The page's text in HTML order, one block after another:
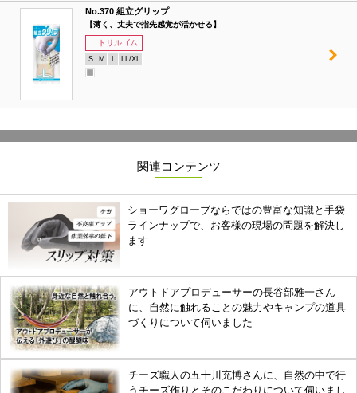
No.370 組立グリップ
【薄く、丈夫で指先感覚が活かせる】
ニトリルゴム
S M LL/XL
関連コンテンツ
ショーワグローブならではの豊富な知識と手袋
ラインナップで、お客様の現場の問題を解決し
ます
アウトドアプロデューサーの長谷部雅一さん
に、自然に触れることの魅力やキャンプの道具
づくりについて伺いました
チーズ職人の五十川充博さんに、自然の中で行
うチーズ作りとそのこだわりについて伺いまし